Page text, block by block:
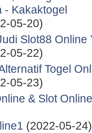
- Kakaktogel
05-20)
Slot88 Online
05-22)
Togel
05-23)
& Slot
(2022-05-24)